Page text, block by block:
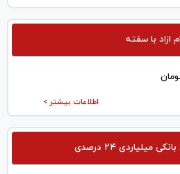
ازاد با سفته
اطلاعات بیشتر >
میلیاردی ۲۴ درصدی